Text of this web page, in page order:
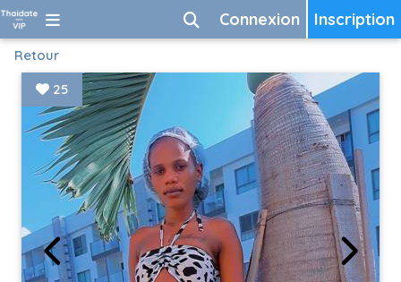
Inscription
Connexion
Retour
25